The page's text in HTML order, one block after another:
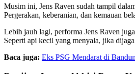
Musim ini, Jens Raven sudah tampil
Pergerakan, keberanian, dan kemauan
Lebih jauh lagi, performa Jens Raven
Seperti api kecil yang menyala, jika
Baca juga: Eks PSG Mendarat di